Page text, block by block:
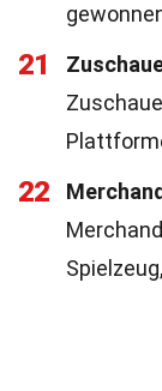
21
22